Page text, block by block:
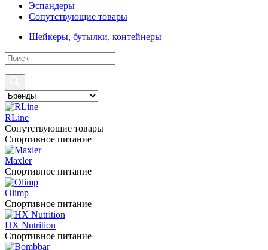
Эспандеры
Сопутствующие товары
Шейкеры, бутылки, контейнеры
RLine
Сопутствующие товары
Спортивное питание
Maxler
Спортивное питание
Olimp
Спортивное питание
HX Nutrition
Спортивное питание